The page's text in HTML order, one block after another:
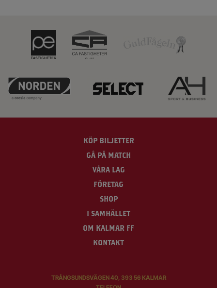
KÖP BILJETTER
GÅ PÅ MATCH
VÅRA LAG
FÖRETAG
SHOP
I SAMHÄLLET
OM KALMAR FF
KONTAKT
TRÅNGSUNDSVÄGEN 40, 393 56 KALMAR